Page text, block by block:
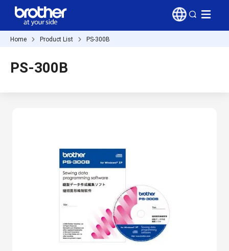
Home Product List PS-300B
PS-300B